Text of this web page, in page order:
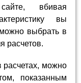
вбивая
вы
выбрать в
расчетов.
можно
показанным